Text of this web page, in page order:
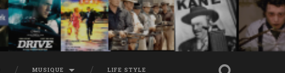
MUSIQUE LIFE STYLE